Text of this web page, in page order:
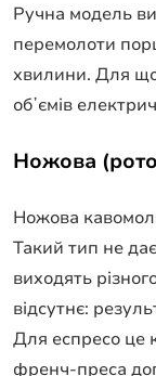
Ручна модель
перемолоти
хвилини. Для
обʼємів
Ножова
Ножова
Такий тип не
виходять
відсутнє:
Для еспресо це
френч-преса